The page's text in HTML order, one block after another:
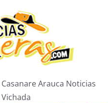
Arauca Noticias